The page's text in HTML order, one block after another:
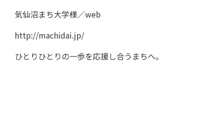
気仙沼まち大学様／web
http://machidai.jp/
ひとりひとりの一歩を応援し合うまちへ。